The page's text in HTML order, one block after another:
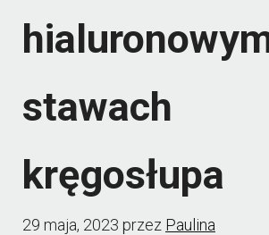
stawach
kręgosłupa
29 maja, 2023 przez Paulina